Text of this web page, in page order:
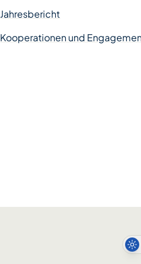
Jahresbericht
Kooperationen und